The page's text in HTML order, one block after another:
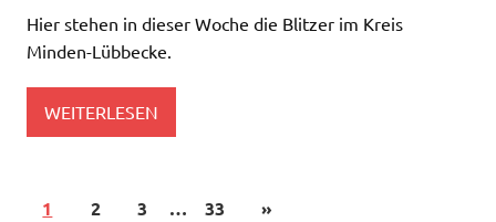
Hier stehen in dieser Woche die Blitzer im Kreis
Minden-Lübbecke.
WEITERLESEN
1 2 3 … 33 »